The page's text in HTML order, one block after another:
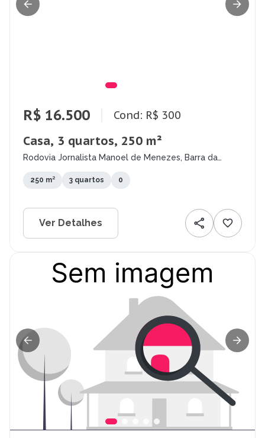
R$ 16.500 Cond: R$ 300
Casa, 3 quartos, 250 m²
Rodovia Jornalista Manoel de Menezes, Barra da
250 m² 3 quartos 0
Ver Detalhes